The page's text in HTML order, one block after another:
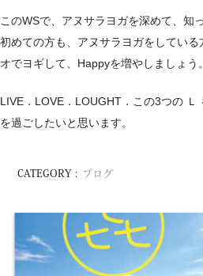
このWSで、アヌサラヨガを深めて、知
初めての方も、アヌサラヨガをしてい
オでヨギして、Happyを増やしましょう。
LIVE．LOVE．LOUGHT．この3つの Ｌ
を過ごしたいと思います。
CATEGORY : ブログ